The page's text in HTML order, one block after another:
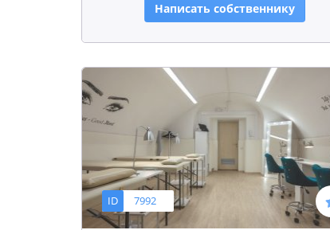
Написать собственнику
ID 7992